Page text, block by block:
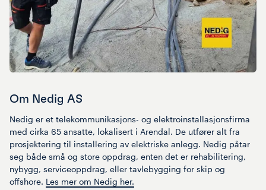
Om Nedig AS
Nedig er et telekommunikasjons- og elektroinstallasjonsfirma
med cirka 65 ansatte, lokalisert i Arendal. De utfører alt fra
prosjektering til installering av elektriske anlegg. Nedig påtar
seg både små og store oppdrag, enten det er rehabilitering,
nybygg, serviceoppdrag, eller tavlebygging for skip og
offshore. Les mer om Nedig her.